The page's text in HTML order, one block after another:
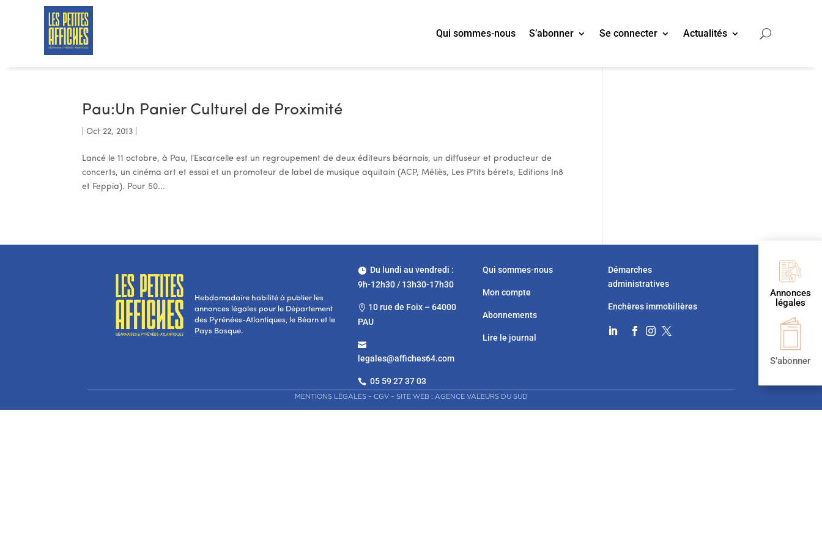
Qui sommes-nous S’abonner Se connecter Actualités
Annonces
légales
S’abonner
Pau:Un Panier Culturel de Proximité
|Oct 22, 2013
Lancé le 11 octobre, à Pau, l’Escarcelle est un regroupement de deux éditeurs béarnais, un diffuseur et producteur de
concerts, un cinéma art et essai et un promoteur de label de musique aquitain (ACP, Méliès, Les P’tits bérets, Editions In8
et Feppia). Pour 50...
Hebdomadaire habilité à publier les
annonces légales pour le Département
des Pyrénées-Atlantiques, le Béarn et le
Pays Basque.
Du lundi au vendredi :
9h-12h30 / 13h30-17h30
 10 rue de Foix – 64000
PAU

legales@affiches64.com
 05 59 27 37 03
Qui sommes-nous
Mon compte
Abonnements
Lire le journal
Démarches
administratives
Enchères immobilières
   
MENTIONS LÉGALES– CGV– SITE WEB : AGENCE VALEURS DU SUD